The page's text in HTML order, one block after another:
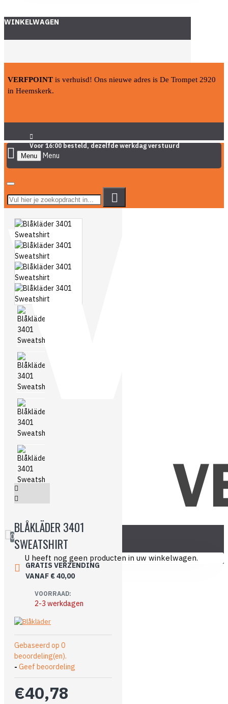
WINKELWAGEN
VERFPOINT is verhuisd! Ons nieuwe adres is De Trompet 2920
in Heemskerk.
Voor 16:00 besteld, dezelfde werkdag verstuurd
Menu
0
U heeft nog geen producten in uw winkelwagen.
BLÅKLÄDER 3401
SWEATSHIRT
GRATIS VERZENDING
VANAF € 40,00
VOORRAAD:
2-3 werkdagen
Gebaseerd op 0
beoordeling(en).
- Geef beoordeling
€40,78